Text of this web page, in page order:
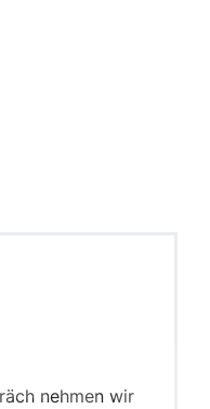
nehmen wir